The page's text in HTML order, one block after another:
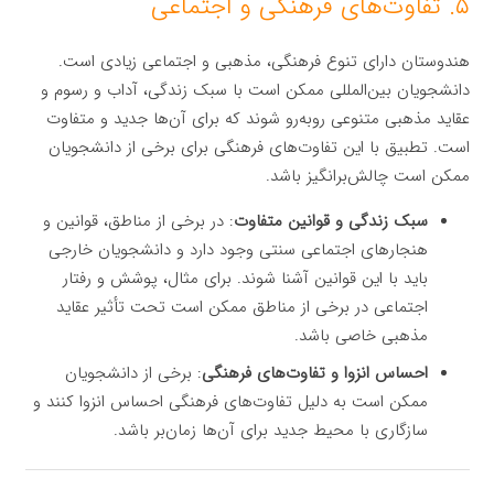
هندوستان دارای تنوع فرهنگی، مذهبی و اجتماعی زیادی است.
دانشجویان بین‌المللی ممکن است با سبک زندگی، آداب و رسوم و
عقاید مذهبی متنوعی روبه‌رو شوند که برای آن‌ها جدید و متفاوت
است. تطبیق با این تفاوت‌های فرهنگی برای برخی از دانشجویان
ممکن است چالش‌برانگیز باشد.
سبک زندگی و قوانین متفاوت: در برخی از مناطق، قوانین و
هنجارهای اجتماعی سنتی وجود دارد و دانشجویان خارجی
باید با این قوانین آشنا شوند. برای مثال، پوشش و رفتار
اجتماعی در برخی از مناطق ممکن است تحت تأثیر عقاید
مذهبی خاصی باشد.
احساس انزوا و تفاوت‌های فرهنگی: برخی از دانشجویان
ممکن است به دلیل تفاوت‌های فرهنگی احساس انزوا کنند و
سازگاری با محیط جدید برای آن‌ها زمان‌بر باشد.